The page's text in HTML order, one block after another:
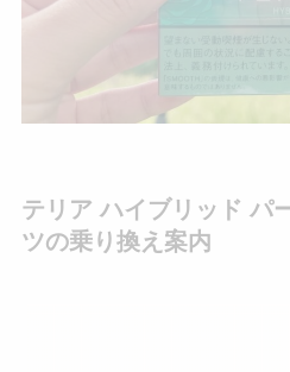
テリア ハイブリッド パ
ツの乗り換え案内